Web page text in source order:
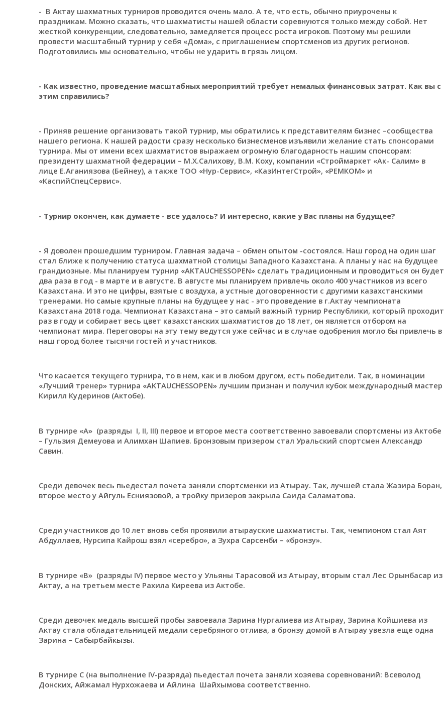
- В Актау шахматных турниров проводится очень мало. А те, что есть, обычно приурочены к
праздникам. Можно сказать, что шахматисты нашей области соревнуются только между собой. Нет
жесткой конкуренции, следовательно, замедляется процесс роста игроков. Поэтому мы решили
провести масштабный турнир у себя «Дома», с приглашением спортсменов из других регионов.
Подготовились мы основательно, чтобы не ударить в грязь лицом.
- Как известно, проведение масштабных мероприятий требует немалых финансовых затрат. Как вы с
этим справились?
- Приняв решение организовать такой турнир, мы обратились к представителям бизнес –сообщества
нашего региона. К нашей радости сразу несколько бизнесменов изъявили желание стать спонсорами
турнира. Мы от имени всех шахматистов выражаем огромную благодарность нашим спонсорам:
президенту шахматной федерации – М.Х.Салихову, В.М. Коху, компании «Строймаркет «Ак- Салим» в
лице Е.Аганиязова (Бейнеу), а также ТОО «Нур-Сервис», «КазИнтегСтрой», «РЕМКОМ» и
«КаспийСпецСервис».
- Турнир окончен, как думаете - все удалось? И интересно, какие у Вас планы на будущее?
- Я доволен прошедшим турниром. Главная задача – обмен опытом -состоялся. Наш город на один шаг
стал ближе к получению статуса шахматной столицы Западного Казахстана. А планы у нас на будущее
грандиозные. Мы планируем турнир «AKTAUCHESSOPEN» сделать традиционным и проводиться он будет
два раза в год - в марте и в августе. В августе мы планируем привлечь около 400 участников из всего
Казахстана. И это не цифры, взятые с воздуха, а устные договоренности с другими казахстанскими
тренерами. Но самые крупные планы на будущее у нас - это проведение в г.Актау чемпионата
Казахстана 2018 года. Чемпионат Казахстана – это самый важный турнир Республики, который проходит
раз в году и собирает весь цвет казахстанских шахматистов до 18 лет, он является отбором на
чемпионат мира. Переговоры на эту тему ведутся уже сейчас и в случае одобрения могло бы привлечь в
наш город более тысячи гостей и участников.
Что касается текущего турнира, то в нем, как и в любом другом, есть победители. Так, в номинации
«Лучший тренер» турнира «AKTAUCHESSOPEN» лучшим признан и получил кубок международный мастер
Кирилл Кудеринов (Актобе).
В турнире «А» (разряды I, II, III) первое и второе места соответственно завоевали спортсмены из Актобе
– Гульзия Демеуова и Алимхан Шапиев. Бронзовым призером стал Уральский спортсмен Александр
Савин.
Среди девочек весь пьедестал почета заняли спортсменки из Атырау. Так, лучшей стала Жазира Боран,
второе место у Айгуль Есниязовой, а тройку призеров закрыла Саида Саламатова.
Среди участников до 10 лет вновь себя проявили атырауские шахматисты. Так, чемпионом стал Аят
Абдуллаев, Нурсипа Кайрош взял «серебро», а Зухра Сарсенби – «бронзу».
В турнире «В» (разряды IV) первое место у Ульяны Тарасовой из Атырау, вторым стал Лес Орынбасар из
Актау, а на третьем месте Рахила Киреева из Актобе.
Среди девочек медаль высшей пробы завоевала Зарина Нургалиева из Атырау, Зарина Койшиева из
Актау стала обладательницей медали серебряного отлива, а бронзу домой в Атырау увезла еще одна
Зарина – Сабырбайкызы.
В турнире С (на выполнение IV-разряда) пьедестал почета заняли хозяева соревнований: Всеволод
Донских, Айжамал Нурхожаева и Айлина Шайхымова соответственно.